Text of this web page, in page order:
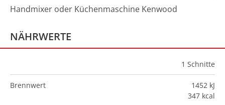
Handmixer oder Küchenmaschine Kenwood
NÄHRWERTE
1 Schnitte
Brennwert
1452 kJ
347 kcal